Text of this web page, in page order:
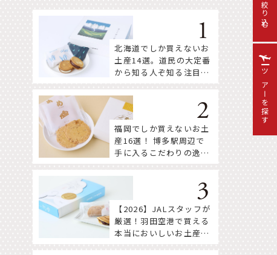
絞り込む
北海道でしか買えないお
土産14選。道民の大定番
から知る人ぞ知る注目株
福岡でしか買えないお土
産16選！ 博多駅周辺で
手に入るこだわりの逸品
【2026】JALスタッフが
厳選！羽田空港で買える
本当においしいお土産18
ツアーを探す